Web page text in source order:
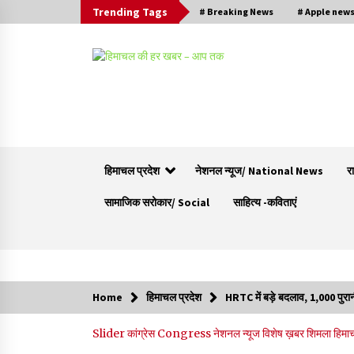
Trending Tags # Breaking News # Apple news
हिमाचल प्रदेश नेशनल न्यूज/ National News
सामाजिक सरोकार/ Social साहित्य -कविताएं
नियमितीकरण, शिक्षा निदेशालय ने जारी किया स्पष्टीकरण
Home हिमाचल प्रदेश HRTC में बड़े बदलाव, 1,000
Sliderकांग्रेस Congressनेशनल न्यूजविशेष ख़बरशिमला